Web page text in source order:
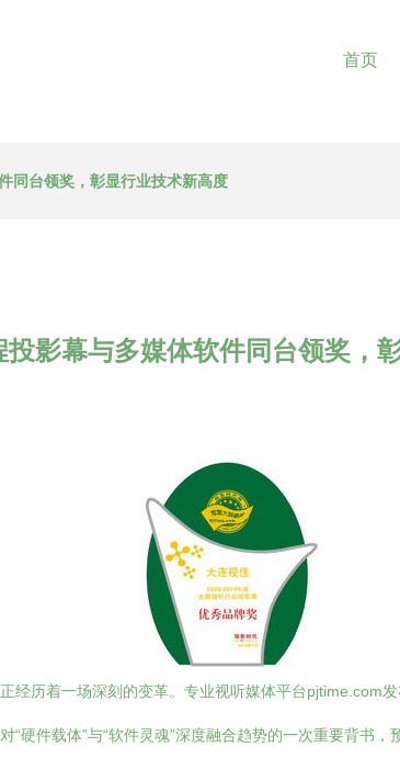
首页
同台领奖，彰显行业技术新高度
影幕与多媒体软件同台领奖，
经历着一场深刻的变革。专业视听媒体平台pjtime.com
硬件载体”与“软件灵魂”深度融合趋势的一次重要背书